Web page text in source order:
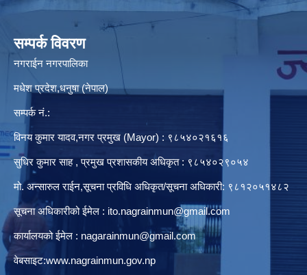
सम्पर्क विवरण
नगराईन नगरपालिका
मधेश प्रदेश,धनुषा (नेपाल)
सम्पर्क नं.:
विनय कुमार यादव,नगर प्रमुख (Mayor) : ९८५४०२१६१६
सुधिर कुमार साह , प्रमुख प्रशासकीय अधिकृत : ९८५४०२९०५४
मो. अन्सारुल राईन,सूचना प्रविधि अधिकृत/सूचना अधिकारी: ९८१२०५१४८२
सूचना अधिकारीको ईमेल : ito.nagrainmun@gmail.com
कार्यालयको ईमेल : nagarainmun@gmail.com
वेबसाइट:www.nagrainmun.gov.np